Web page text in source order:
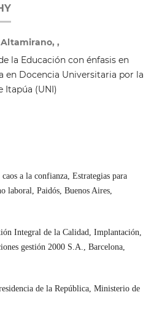
,
la Educación con énfasis en
en Docencia Universitaria por la
Itapúa (UNI)
a la confianza, Estrategias para
laboral, Paidós, Buenos Aires,
Integral de la Calidad, Implantación,
gestión 2000 S.A., Barcelona,
de la República, Ministerio de